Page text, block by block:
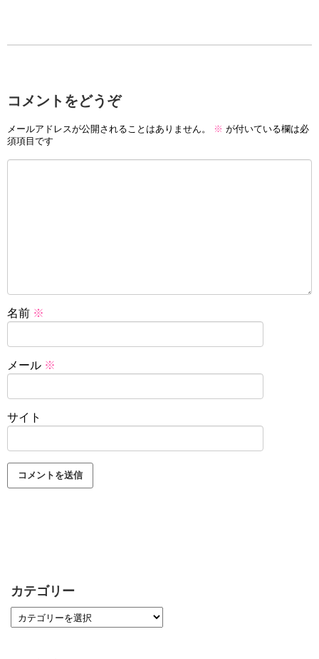
コメントをどうぞ
メールアドレスが公開されることはありません。 ※ が付いている欄は必
須項目です
名前 ※
メール ※
サイト
カテゴリー